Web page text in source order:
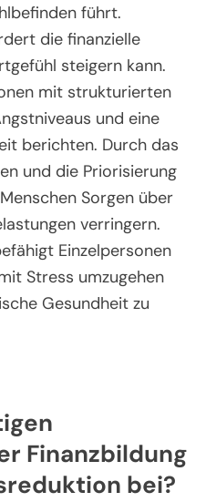
führt.
die finanzielle
steigern kann.
mit strukturierten
und eine
berichten. Durch das
und die Priorisierung
Sorgen über
verringern.
Einzelpersonen
Stress umzugehen
Gesundheit zu
Finanzbildung
bei?